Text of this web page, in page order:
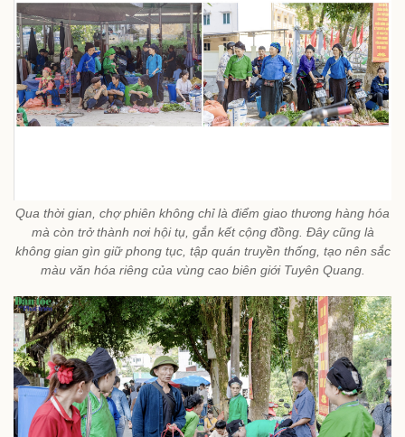
Qua thời gian, chợ phiên không chỉ là điểm giao thương hàng hóa
mà còn trở thành nơi hội tụ, gắn kết cộng đồng. Đây cũng là
không gian gìn giữ phong tục, tập quán truyền thống, tạo nên sắc
màu văn hóa riêng của vùng cao biên giới Tuyên Quang.